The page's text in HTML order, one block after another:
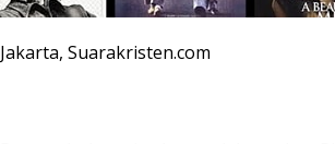
Jakarta, Suarakristen.com